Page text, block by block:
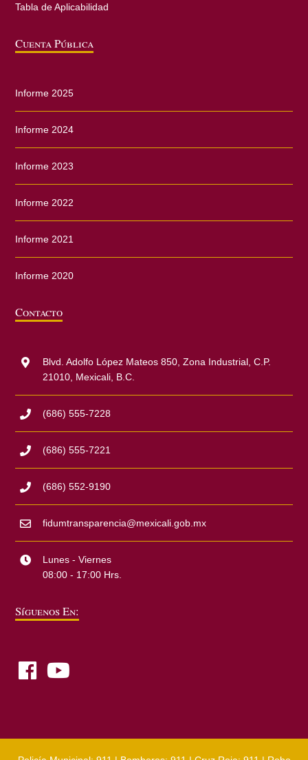
Tabla de Aplicabilidad
Cuenta Pública
Informe 2025
Informe 2024
Informe 2023
Informe 2022
Informe 2021
Informe 2020
Contacto
Blvd. Adolfo López Mateos 850, Zona Industrial, C.P.
21010, Mexicali, B.C.
(686) 555-7228
(686) 555-7221
(686) 552-9190
fidumtransparencia@mexicali.gob.mx
Lunes - Viernes
08:00 - 17:00 Hrs.
Síguenos En: